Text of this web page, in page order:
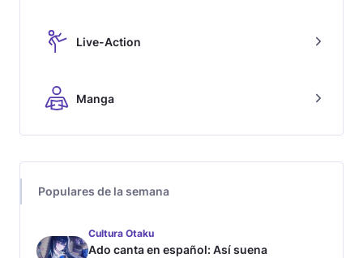
Live-Action
Manga
Populares de la semana
Cultura Otaku
Ado canta en español: Así suena